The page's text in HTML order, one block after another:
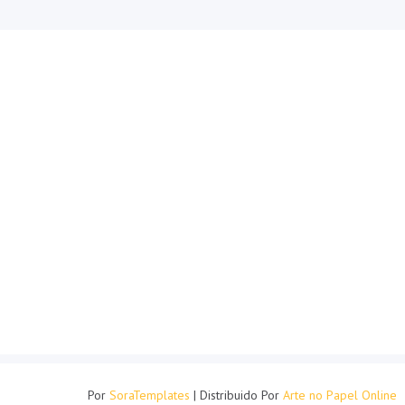
Por SoraTemplates | Distribuido Por Arte no Papel Online